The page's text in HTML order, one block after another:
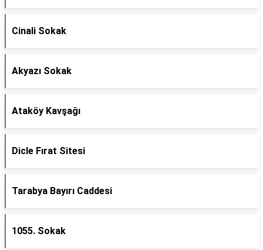
Cinali Sokak
Akyazı Sokak
Ataköy Kavşağı
Dicle Fırat Sitesi
Tarabya Bayırı Caddesi
1055. Sokak